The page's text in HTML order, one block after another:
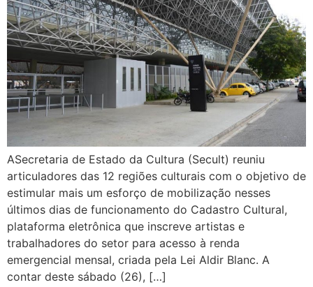
ASecretaria de Estado da Cultura (Secult) reuniu
articuladores das 12 regiões culturais com o objetivo de
estimular mais um esforço de mobilização nesses
últimos dias de funcionamento do Cadastro Cultural,
plataforma eletrônica que inscreve artistas e
trabalhadores do setor para acesso à renda
emergencial mensal, criada pela Lei Aldir Blanc. A
contar deste sábado (26), […]